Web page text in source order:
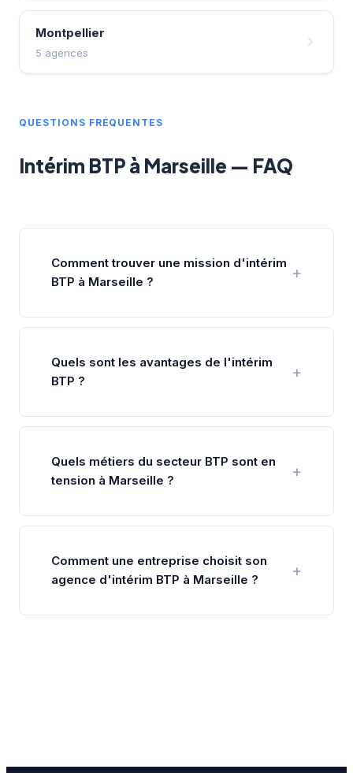
Montpellier
5 agences
QUESTIONS FRÉQUENTES
Intérim BTP à Marseille — FAQ
Comment trouver une mission d'intérim
BTP à Marseille ?
Quels sont les avantages de l'intérim
BTP ?
Quels métiers du secteur BTP sont en
tension à Marseille ?
Comment une entreprise choisit son
agence d'intérim BTP à Marseille ?